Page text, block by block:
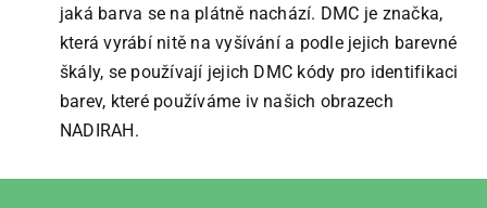
jaká barva se na plátně nachází. DMC je značka,
která vyrábí nitě na vyšívání a podle jejich barevné
škály, se používají jejich DMC kódy pro identifikaci
barev, které používáme iv našich obrazech
NADIRAH.